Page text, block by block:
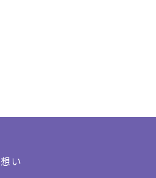
想い